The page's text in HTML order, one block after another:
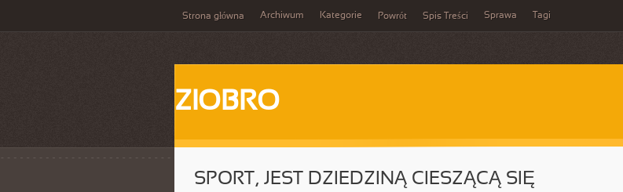
Strona główna Archiwum Kategorie Powrót Spis Treści Sprawa Tagi
ZIOBRO
SPORT, JEST DZIEDZINĄ CIESZĄCĄ SIĘ